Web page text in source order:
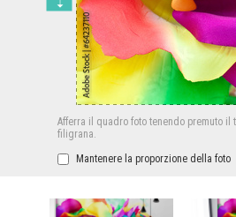
Afferra il quadro foto tenendo premuto il
filigrana.
Mantenere la proporzione della foto